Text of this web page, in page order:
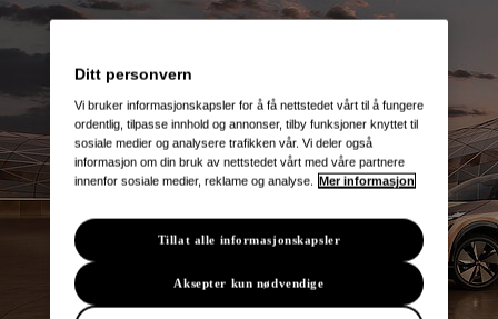
Ditt personvern
Vi bruker informasjonskapsler for å få nettstedet vårt til å fungere
ordentlig, tilpasse innhold og annonser, tilby funksjoner knyttet til
sosiale medier og analysere trafikken vår. Vi deler også
informasjon om din bruk av nettstedet vårt med våre partnere
innenfor sosiale medier, reklame og analyse. Mer informasjon
Aksepter kun nødvendige
Tillat alle informasjonskapsler